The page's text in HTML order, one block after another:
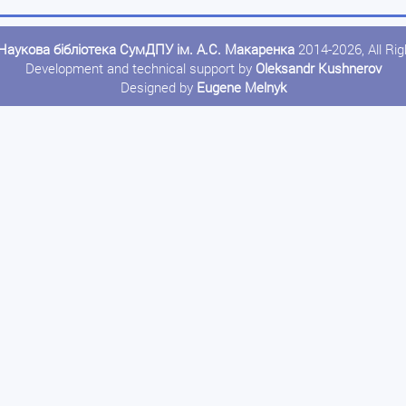
бібліотека СумДПУ ім. А.С. Макаренка 2014-2026, All
Development and technical support by Oleksandr Kushnerov
Designed by Eugene Melnyk